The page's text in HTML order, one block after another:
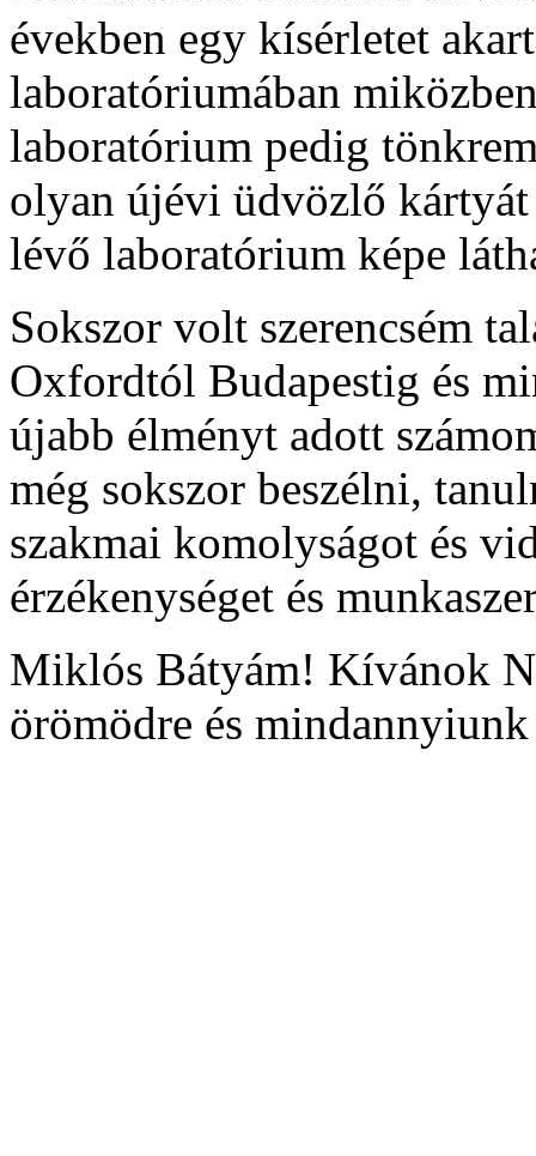
években egy kísérletet
laboratóriumában
laboratórium pedig
olyan újévi üdvözlő
lévő laboratórium képe
Sokszor volt szerencsém
Oxfordtól Budapestig és
újabb élményt adott
még sokszor beszélni,
szakmai komolyságot és
érzékenységet és
Miklós Bátyám! Kívánok
örömödre és mindannyiunk